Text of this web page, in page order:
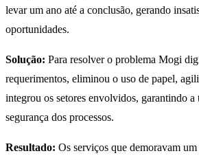
levar um ano até a conclusão, gerando
oportunidades.
Solução: Para resolver o problema Mogi
requerimentos, eliminou o uso de papel,
integrou os setores envolvidos, garantindo a
segurança dos processos.
Resultado: Os serviços que demoravam um